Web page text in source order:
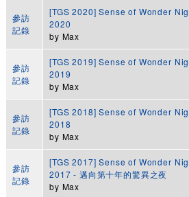
參訪
記錄
[TGS 2020] Sense of Wonder
2020
by Max
參訪
記錄
[TGS 2019] Sense of Wonder
2019
by Max
參訪
記錄
[TGS 2018] Sense of Wonder
2018
by Max
參訪
記錄
[TGS 2017] Sense of Wonder
2017 - 邁向第十年的驚異之夜
by Max